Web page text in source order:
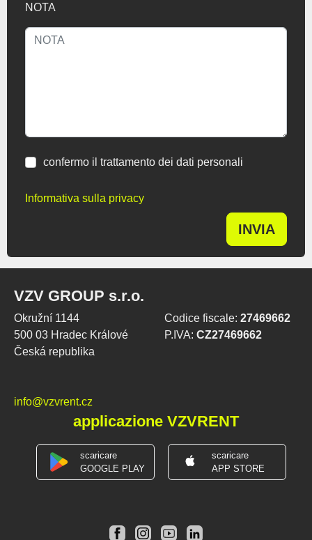
NOTA
confermo il trattamento dei dati personali
Informativa sulla privacy
INVIA
VZV GROUP s.r.o.
Okružní 1144
500 03 Hradec Králové
Česká republika
Codice fiscale: 27469662
P.IVA: CZ27469662
info@vzvrent.cz
applicazione VZVRENT
scaricare
GOOGLE PLAY
scaricare
APP STORE